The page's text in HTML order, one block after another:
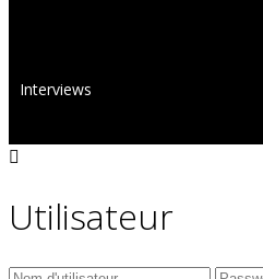
Interviews
Utilisateur